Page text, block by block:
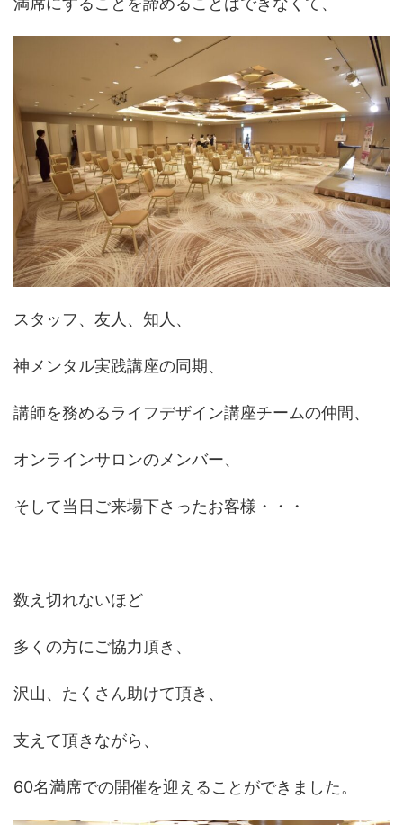
スタッフ、友人、知人、
神メンタル実践講座の同期、
講師を務めるライフデザイン講座チームの仲間、
オンラインサロンのメンバー、
そして当日ご来場下さったお客様・・・
数え切れないほど
多くの方にご協力頂き、
沢山、たくさん助けて頂き、
支えて頂きながら、
60名満席での開催を迎えることができました。